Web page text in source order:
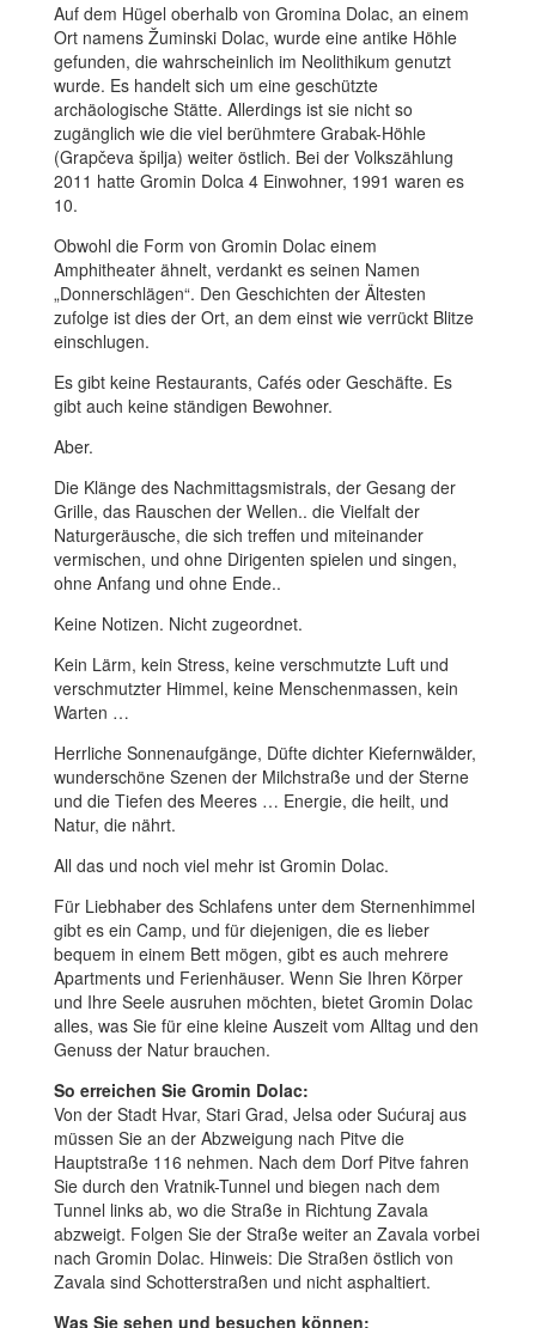
Auf dem Hügel oberhalb von Gromina Dolac, an einem
Ort namens Žuminski Dolac, wurde eine antike Höhle
gefunden, die wahrscheinlich im Neolithikum genutzt
wurde. Es handelt sich um eine geschützte
archäologische Stätte. Allerdings ist sie nicht so
zugänglich wie die viel berühmtere Grabak-Höhle
(Grapčeva špilja) weiter östlich. Bei der Volkszählung
2011 hatte Gromin Dolca 4 Einwohner, 1991 waren es
10.
Obwohl die Form von Gromin Dolac einem
Amphitheater ähnelt, verdankt es seinen Namen
„Donnerschlägen“. Den Geschichten der Ältesten
zufolge ist dies der Ort, an dem einst wie verrückt Blitze
einschlugen.
Es gibt keine Restaurants, Cafés oder Geschäfte. Es
gibt auch keine ständigen Bewohner.
Aber.
Die Klänge des Nachmittagsmistrals, der Gesang der
Grille, das Rauschen der Wellen.. die Vielfalt der
Naturgeräusche, die sich treffen und miteinander
vermischen, und ohne Dirigenten spielen und singen,
ohne Anfang und ohne Ende..
Keine Notizen. Nicht zugeordnet.
Kein Lärm, kein Stress, keine verschmutzte Luft und
verschmutzter Himmel, keine Menschenmassen, kein
Warten …
Herrliche Sonnenaufgänge, Düfte dichter Kiefernwälder,
wunderschöne Szenen der Milchstraße und der Sterne
und die Tiefen des Meeres … Energie, die heilt, und
Natur, die nährt.
All das und noch viel mehr ist Gromin Dolac.
Für Liebhaber des Schlafens unter dem Sternenhimmel
gibt es ein Camp, und für diejenigen, die es lieber
bequem in einem Bett mögen, gibt es auch mehrere
Apartments und Ferienhäuser. Wenn Sie Ihren Körper
und Ihre Seele ausruhen möchten, bietet Gromin Dolac
alles, was Sie für eine kleine Auszeit vom Alltag und den
Genuss der Natur brauchen.
So erreichen Sie Gromin Dolac:
Von der Stadt Hvar, Stari Grad, Jelsa oder Sućuraj aus
müssen Sie an der Abzweigung nach Pitve die
Hauptstraße 116 nehmen. Nach dem Dorf Pitve fahren
Sie durch den Vratnik-Tunnel und biegen nach dem
Tunnel links ab, wo die Straße in Richtung Zavala
abzweigt. Folgen Sie der Straße weiter an Zavala vorbei
nach Gromin Dolac. Hinweis: Die Straßen östlich von
Zavala sind Schotterstraßen und nicht asphaltiert.
Was Sie sehen und besuchen können: